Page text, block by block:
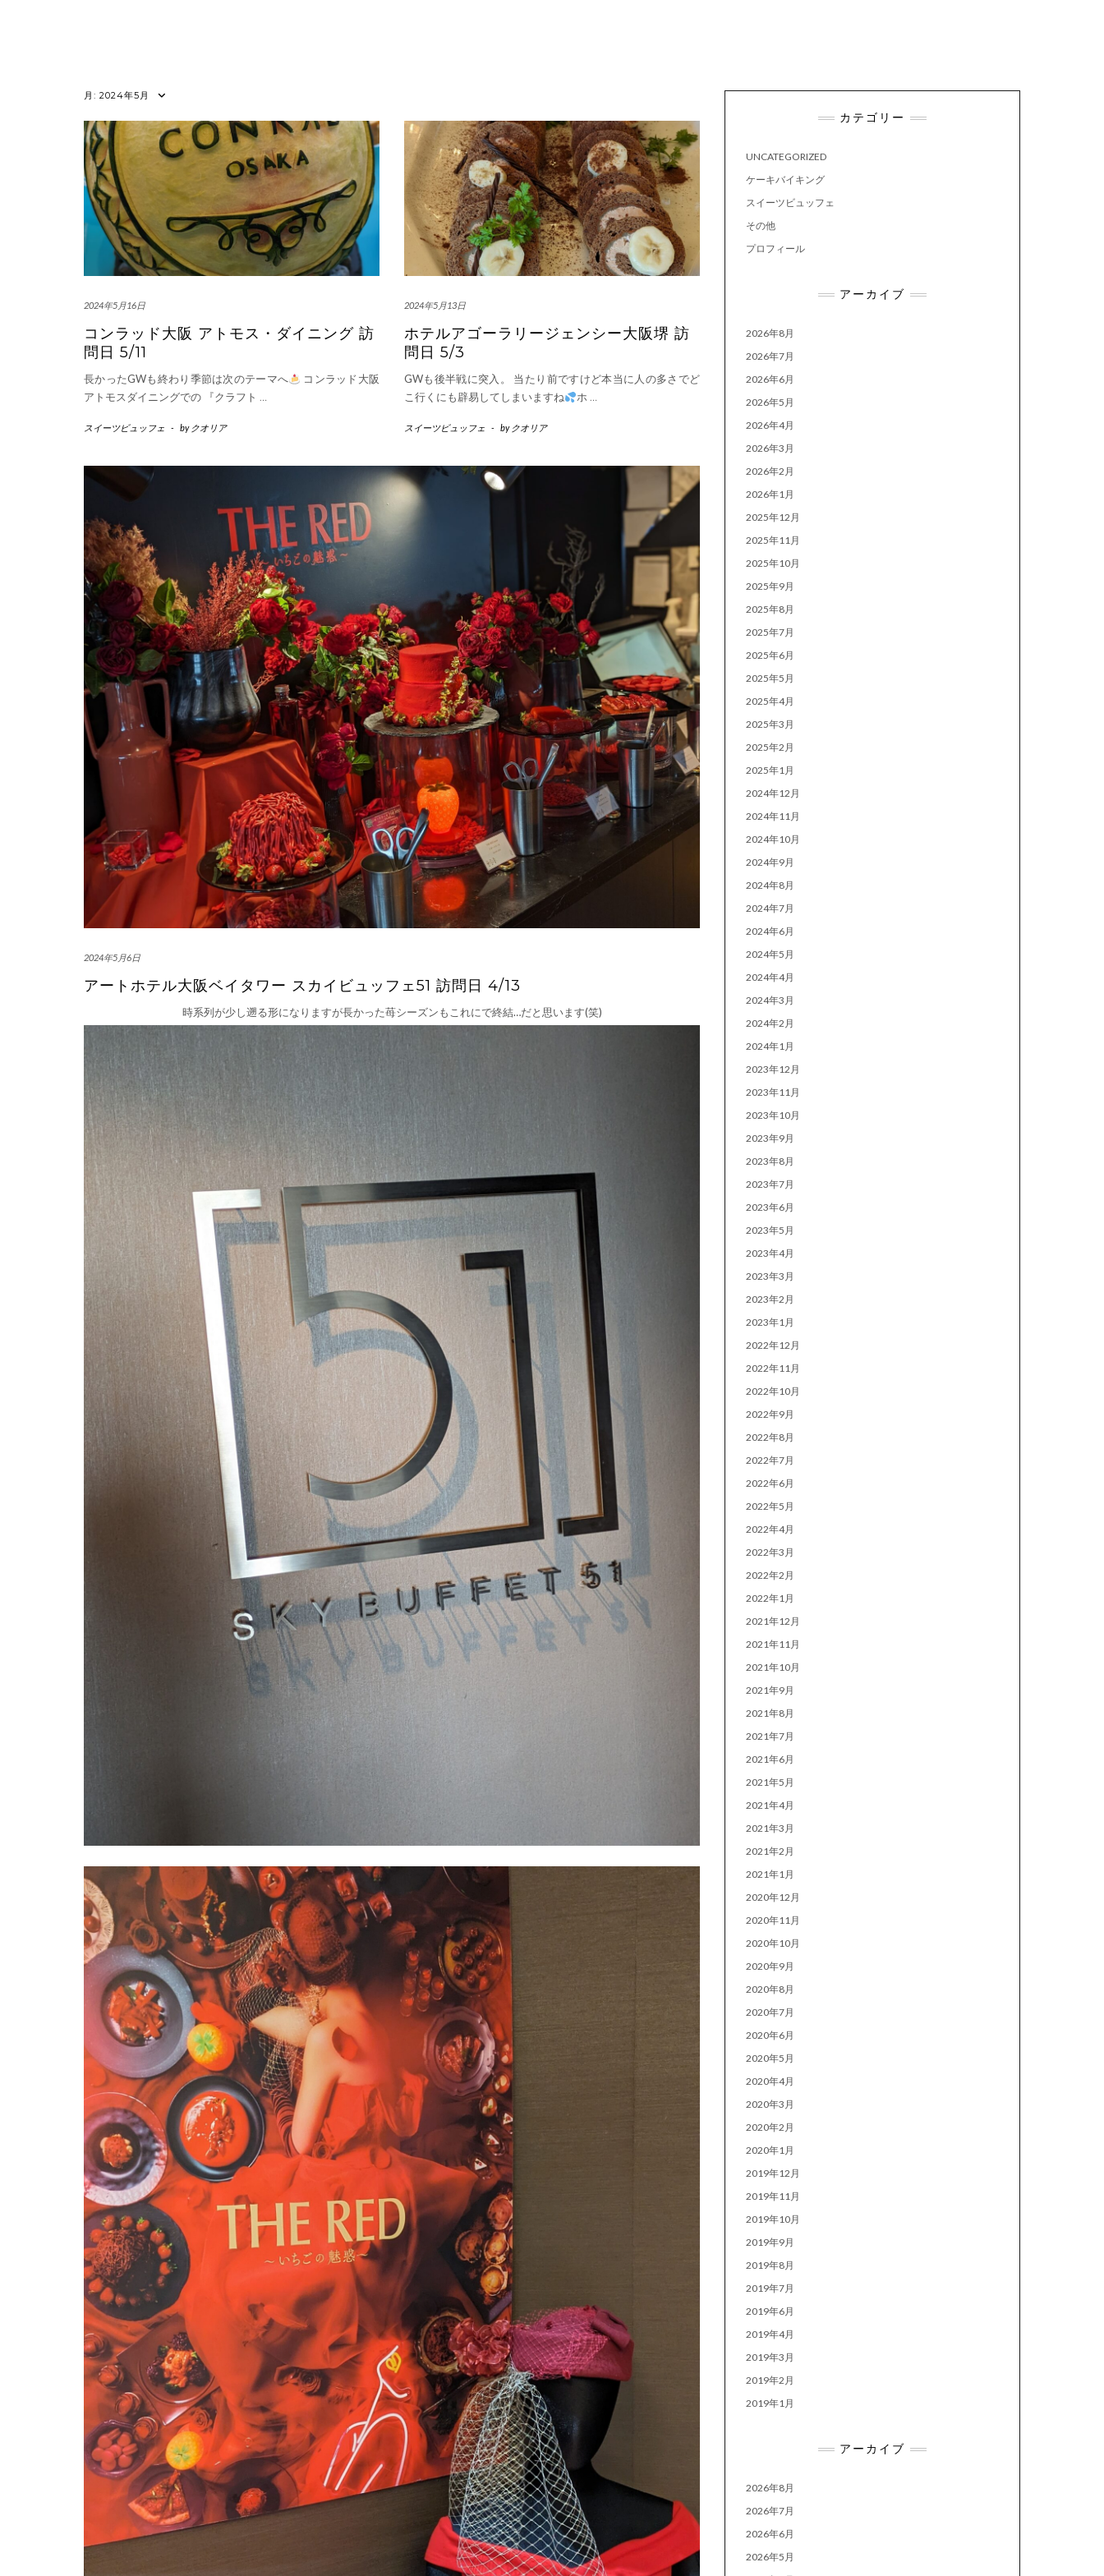
月: 2024年5月
2024年5月16日
コンラッド大阪 アトモス・ダイニング 訪
問日 5/11
長かったGWも終わり季節は次のテーマへ
コンラッド大阪
アトモスダイニングでの 『クラフト …
スイーツビュッフェ - by クオリア
2024年5月13日
ホテルアゴーラリージェンシー大阪堺 訪
問日 5/3
GWも後半戦に突入。 当たり前ですけど本当に人の多さでど
こ行くにも辟易してしまいますね
ホ …
スイーツビュッフェ - by クオリア
2024年5月6日
アートホテル大阪ベイタワー スカイビュッフェ51 訪問日 4/13
時系列が少し遡る形になりますが長かった苺シーズンもこれにで終結…だと思います(笑)
カテゴリー
UNCATEGORIZED
ケーキバイキング
スイーツビュッフェ
その他
プロフィール
アーカイブ
2026年8月
2026年7月
2026年6月
2026年5月
2026年4月
2026年3月
2026年2月
2026年1月
2025年12月
2025年11月
2025年10月
2025年9月
2025年8月
2025年7月
2025年6月
2025年5月
2025年4月
2025年3月
2025年2月
2025年1月
2024年12月
2024年11月
2024年10月
2024年9月
2024年8月
2024年7月
2024年6月
2024年5月
2024年4月
2024年3月
2024年2月
2024年1月
2023年12月
2023年11月
2023年10月
2023年9月
2023年8月
2023年7月
2023年6月
2023年5月
2023年4月
2023年3月
2023年2月
2023年1月
2022年12月
2022年11月
2022年10月
2022年9月
2022年8月
2022年7月
2022年6月
2022年5月
2022年4月
2022年3月
2022年2月
2022年1月
2021年12月
2021年11月
2021年10月
2021年9月
2021年8月
2021年7月
2021年6月
2021年5月
2021年4月
2021年3月
2021年2月
2021年1月
2020年12月
2020年11月
2020年10月
2020年9月
2020年8月
2020年7月
2020年6月
2020年5月
2020年4月
2020年3月
2020年2月
2020年1月
2019年12月
2019年11月
2019年10月
2019年9月
2019年8月
2019年7月
2019年6月
2019年4月
2019年3月
2019年2月
2019年1月
アーカイブ
2026年8月
2026年7月
2026年6月
2026年5月